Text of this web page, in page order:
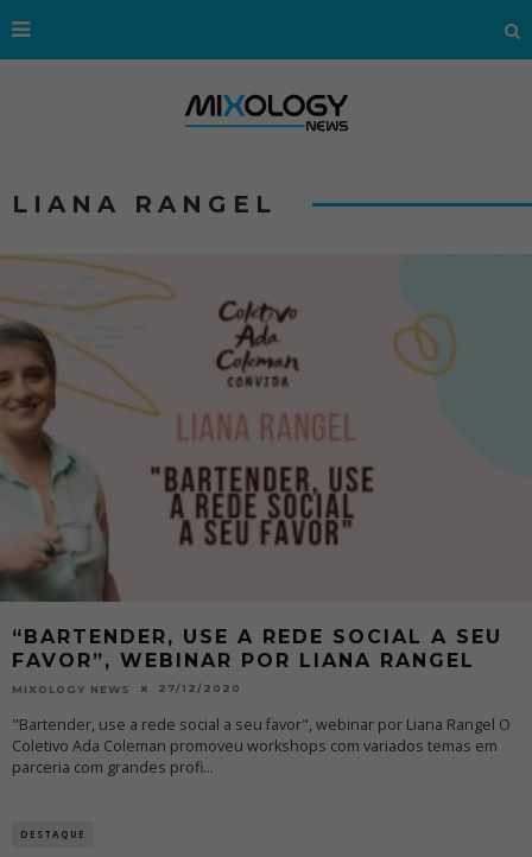
LIANA RANGEL
“BARTENDER, USE A REDE SOCIAL A SEU
FAVOR”, WEBINAR POR LIANA RANGEL
MIXOLOGY NEWS 27/12/2020
"Bartender, use a rede social a seu favor", webinar por Liana Rangel O
Coletivo Ada Coleman promoveu workshops com variados temas em
parceria com grandes profi...
DESTAQUE